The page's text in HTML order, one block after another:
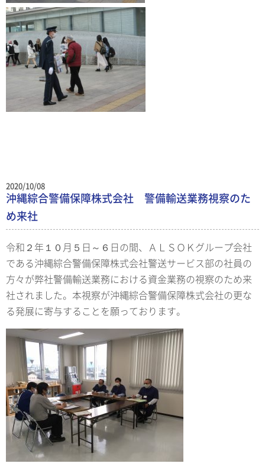
2020/10/08
沖縄綜合警備保障株式会社 警備輸送業務視察のた
め来社
令和２年１０月５日～６日の間、ＡＬＳＯＫグループ会社
である沖縄綜合警備保障株式会社警送サービス部の社員の
方々が弊社警備輸送業務における資金業務の視察のため来
社されました。本視察が沖縄綜合警備保障株式会社の更な
る発展に寄与することを願っております。